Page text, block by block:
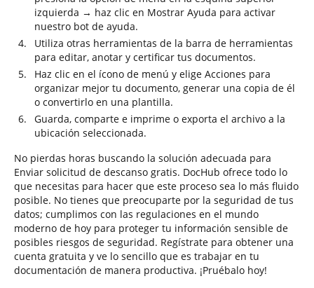
izquierda → haz clic en Mostrar Ayuda para activar
nuestro bot de ayuda.
Utiliza otras herramientas de la barra de herramientas
para editar, anotar y certificar tus documentos.
Haz clic en el ícono de menú y elige Acciones para
organizar mejor tu documento, generar una copia de él
o convertirlo en una plantilla.
Guarda, comparte e imprime o exporta el archivo a la
ubicación seleccionada.
No pierdas horas buscando la solución adecuada para
Enviar solicitud de descanso gratis. DocHub ofrece todo lo
que necesitas para hacer que este proceso sea lo más fluido
posible. No tienes que preocuparte por la seguridad de tus
datos; cumplimos con las regulaciones en el mundo
moderno de hoy para proteger tu información sensible de
posibles riesgos de seguridad. Regístrate para obtener una
cuenta gratuita y ve lo sencillo que es trabajar en tu
documentación de manera productiva. ¡Pruébalo hoy!